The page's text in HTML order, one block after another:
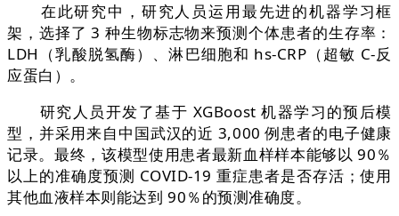
在此研究中，研究人员运用最先进的机器学习框
架，选择了 3 种生物标志物来预测个体患者的生存率：
LDH（乳酸脱氢酶）、淋巴细胞和 hs-CRP（超敏 C-反
应蛋白）。
研究人员开发了基于 XGBoost 机器学习的预后模
型，并采用来自中国武汉的近 3,000 例患者的电子健康
记录。最终，该模型使用患者最新血样样本能够以 90％
以上的准确度预测 COVID-19 重症患者是否存活；使用
其他血液样本则能达到 90％的预测准确度。